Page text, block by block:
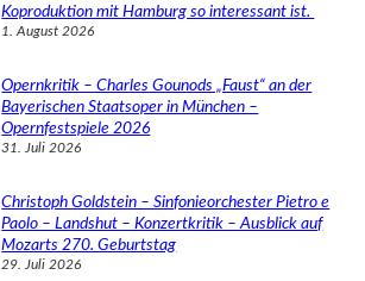
Koproduktion mit Hamburg so interessant ist.
1. August 2026
Opernkritik – Charles Gounods „Faust“ an der
Bayerischen Staatsoper in München –
Opernfestspiele 2026
31. Juli 2026
Christoph Goldstein – Sinfonieorchester Pietro e
Paolo – Landshut – Konzertkritik – Ausblick auf
Mozarts 270. Geburtstag
29. Juli 2026